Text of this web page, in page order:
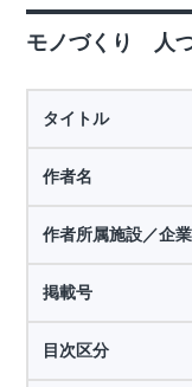
モノづくり 人
タイトル
作者名
作者所属施設／企業
掲載号
目次区分